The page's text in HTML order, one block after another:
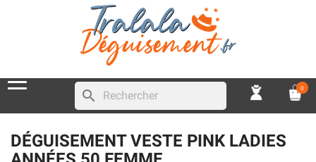
search 0
DÉGUISEMENT VESTE PINK LADIES